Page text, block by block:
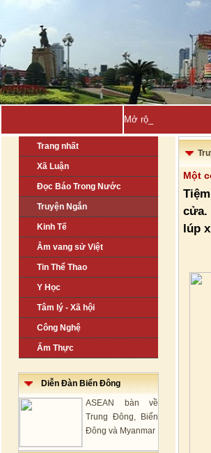
Mở rộng thị trường
Trang nhất
Xã Luận
Đọc Báo Trong Nước
Truyện Ngắn
Kinh Tế
Âm vang sử Việt
Tin Thể Thao
Y Học
Tâm lý - Xã hội
Công Nghệ
Ẩm Thực
Diễn Đàn Biển Đông
ASEAN bàn về
Trung Đông, Biển
Đông và Myanmar
Một
cửa.
lúp